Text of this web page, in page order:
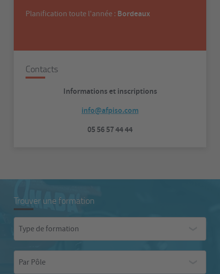
Planification toute l'année : Bordeaux
Contacts
Informations et inscriptions
info@afpiso.com
05 56 57 44 44
Trouver une formation
de
Type de formation
Pôle
Par Pôle